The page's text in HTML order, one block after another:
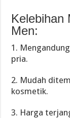
Kelebihan
Men:
1.
pria.
2. Mudah
kosmetik.
3. Harga